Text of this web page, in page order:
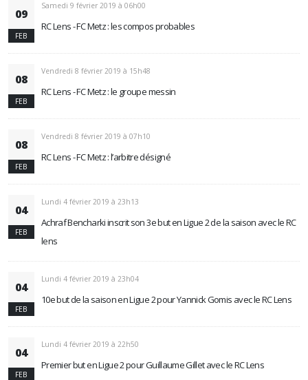
09
FEB
Samedi 9 février 2019 à 06h00
RC Lens - FC Metz : les compos probables
08
FEB
Vendredi 8 février 2019 à 15h48
RC Lens - FC Metz : le groupe messin
08
FEB
Vendredi 8 février 2019 à 07h10
RC Lens - FC Metz : l’arbitre désigné
04
FEB
Lundi 4 février 2019 à 23h13
Achraf Bencharki inscrit son 3e but en Ligue 2 de la saison avec le RC
lens
04
FEB
Lundi 4 février 2019 à 23h04
10e but de la saison en Ligue 2 pour Yannick Gomis avec le RC Lens
04
FEB
Lundi 4 février 2019 à 22h50
Premier but en Ligue 2 pour Guillaume Gillet avec le RC Lens